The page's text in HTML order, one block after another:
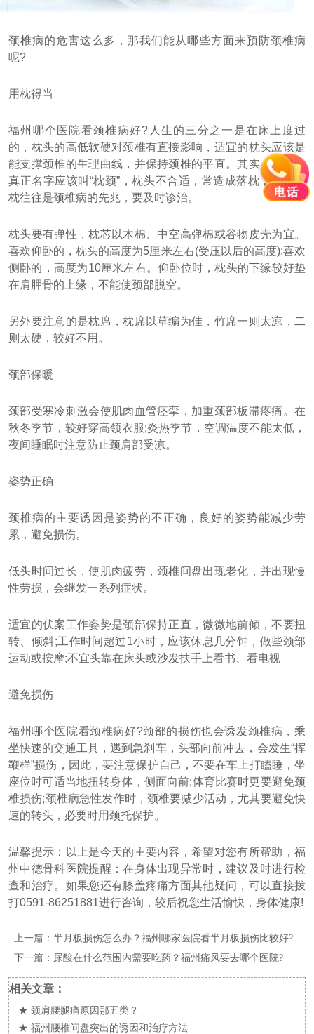
颈椎病的危害这么多，那我们能从哪些方面来预防颈椎病
呢?
用枕得当
福州哪个医院看颈椎病好?人生的三分之一是在床上度过
的，枕头的高低软硬对颈椎有直接影响，适宜的枕头应该是
能支撑颈椎的生理曲线，并保持颈椎的平直。其实，枕头的
真正名字应该叫“枕颈”，枕头不合适，常造成落枕，反复落
枕往往是颈椎病的先兆，要及时诊治。
枕头要有弹性，枕芯以木棉、中空高弹棉或谷物皮壳为宜。
喜欢仰卧的，枕头的高度为5厘米左右(受压以后的高度);喜欢
侧卧的，高度为10厘米左右。仰卧位时，枕头的下缘较好垫
在肩胛骨的上缘，不能使颈部脱空。
另外要注意的是枕席，枕席以草编为佳，竹席一则太凉，二
则太硬，较好不用。
颈部保暖
颈部受寒冷刺激会使肌肉血管痉挛，加重颈部板滞疼痛。在
秋冬季节，较好穿高领衣服;炎热季节，空调温度不能太低，
夜间睡眠时注意防止颈肩部受凉。
姿势正确
颈椎病的主要诱因是姿势的不正确，良好的姿势能减少劳
累，避免损伤。
低头时间过长，使肌肉疲劳，颈椎间盘出现老化，并出现慢
性劳损，会继发一系列症状。
适宜的伏案工作姿势是颈部保持正直，微微地前倾，不要扭
转、倾斜;工作时间超过1小时，应该休息几分钟，做些颈部
运动或按摩;不宜头靠在床头或沙发扶手上看书、看电视
避免损伤
福州哪个医院看颈椎病好?颈部的损伤也会诱发颈椎病，乘
坐快速的交通工具，遇到急刹车，头部向前冲去，会发生“挥
鞭样”损伤，因此，要注意保护自己，不要在车上打瞌睡，坐
座位时可适当地扭转身体，侧面向前;体育比赛时更要避免颈
椎损伤;颈椎病急性发作时，颈椎要减少活动，尤其要避免快
速的转头，必要时用颈托保护。
温馨提示：以上是今天的主要内容，希望对您有所帮助，福
州中德骨科医院提醒：在身体出现异常时，建议及时进行检
查和治疗。如果您还有膝盖疼痛方面其他疑问，可以直接拨
打0591-86251881进行咨询，较后祝您生活愉快，身体健康!
上一篇：半月板损伤怎么办？福州哪家医院看半月板损伤比较好?
下一篇： 尿酸在什么范围内需要吃药？福州痛风要去哪个医院?
相关文章：
★颈肩腰腿痛原因那五类？
★福州腰椎间盘突出的诱因和治疗方法